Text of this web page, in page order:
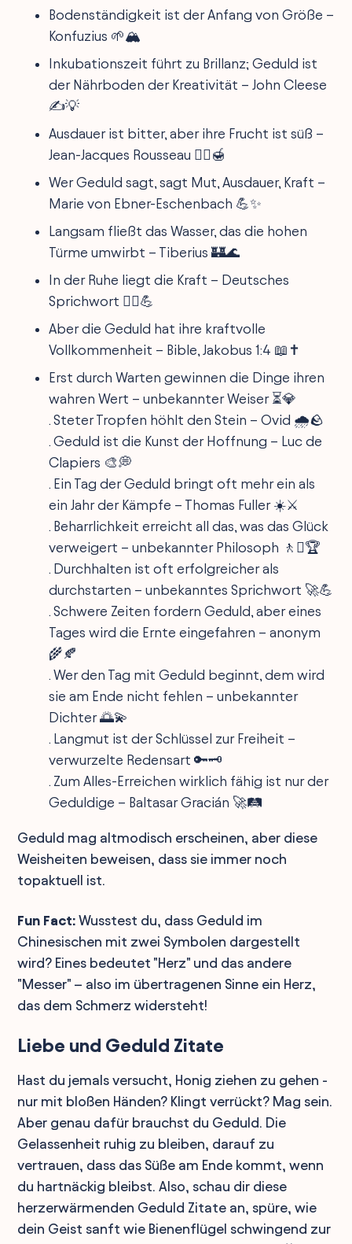
Bodenständigkeit ist der Anfang von Größe –
Konfuzius 🌱🏔️
Inkubationszeit führt zu Brillanz; Geduld ist
der Nährboden der Kreativität – John Cleese
✍️💡
Ausdauer ist bitter, aber ihre Frucht ist süß –
Jean-Jacques Rousseau 🏃‍♂️🍯
Wer Geduld sagt, sagt Mut, Ausdauer, Kraft –
Marie von Ebner-Eschenbach 💪✨
Langsam fließt das Wasser, das die hohen
Türme umwirbt – Tiberius 🏰🌊
In der Ruhe liegt die Kraft – Deutsches
Sprichwort 🧘‍♂️💪
Aber die Geduld hat ihre kraftvolle
Vollkommenheit – Bible, Jakobus 1:4 📖✝️
Erst durch Warten gewinnen die Dinge ihren
wahren Wert – unbekannter Weiser ⏳💎
. Steter Tropfen höhlt den Stein – Ovid 🌧️🪨
. Geduld ist die Kunst der Hoffnung – Luc de
Clapiers 🎨💭
. Ein Tag der Geduld bringt oft mehr ein als
ein Jahr der Kämpfe – Thomas Fuller ☀️⚔️
. Beharrlichkeit erreicht all das, was das Glück
verweigert – unbekannter Philosoph 🚶‍♤🏆
. Durchhalten ist oft erfolgreicher als
durchstarten – unbekanntes Sprichwort 🚀💪
. Schwere Zeiten fordern Geduld, aber eines
Tages wird die Ernte eingefahren – anonym
🌾🍂
. Wer den Tag mit Geduld beginnt, dem wird
sie am Ende nicht fehlen – unbekannter
Dichter 🌅💫
. Langmut ist der Schlüssel zur Freiheit –
verwurzelte Redensart 🔑🗝️
. Zum Alles-Erreichen wirklich fähig ist nur der
Geduldige – Baltasar Gracián 🚀🛤️
Geduld mag altmodisch erscheinen, aber diese
Weisheiten beweisen, dass sie immer noch
topaktuell ist.
Fun Fact: Wusstest du, dass Geduld im
Chinesischen mit zwei Symbolen dargestellt
wird? Eines bedeutet "Herz" und das andere
"Messer" – also im übertragenen Sinne ein Herz,
das dem Schmerz widersteht!
Liebe und Geduld Zitate
Hast du jemals versucht, Honig ziehen zu gehen -
nur mit bloßen Händen? Klingt verrückt? Mag sein.
Aber genau dafür brauchst du Geduld. Die
Gelassenheit ruhig zu bleiben, darauf zu
vertrauen, dass das Süße am Ende kommt, wenn
du hartnäckig bleibst. Also, schau dir diese
herzerwärmenden Geduld Zitate an, spüre, wie
dein Geist sanft wie Bienenflügel schwingend zur